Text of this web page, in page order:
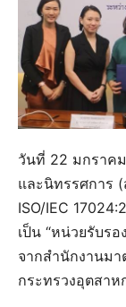
วันที่ 22 มกราค
และนิทรรศการ
ISO/IEC
เป็น “หน่วยรับร
จากสำนักงานม
กระทรวงอุตสาห